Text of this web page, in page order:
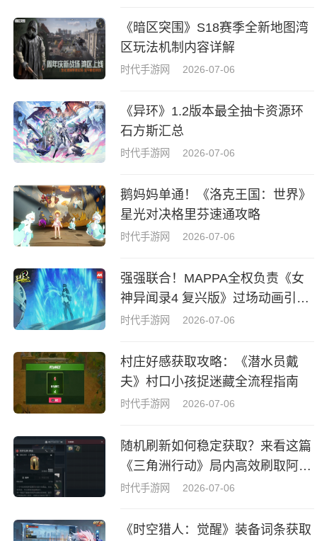
《暗区突围》S18赛季全新地图湾
区玩法机制内容详解
时代手游网 2026-07-06
《异环》1.2版本最全抽卡资源环
石方斯汇总
时代手游网 2026-07-06
鹅妈妈单通！《洛克王国：世界》
星光对决格里芬速通攻略
时代手游网 2026-07-06
强强联合！MAPPA全权负责《女
神异闻录4 复兴版》过场动画引热
议
时代手游网 2026-07-06
村庄好感获取攻略：《潜水员戴
夫》村口小孩捉迷藏全流程指南
时代手游网 2026-07-06
随机刷新如何稳定获取？来看这篇
《三角洲行动》局内高效刷取阿萨
拉牌盒指南
时代手游网 2026-07-06
《时空猎人：觉醒》装备词条获取